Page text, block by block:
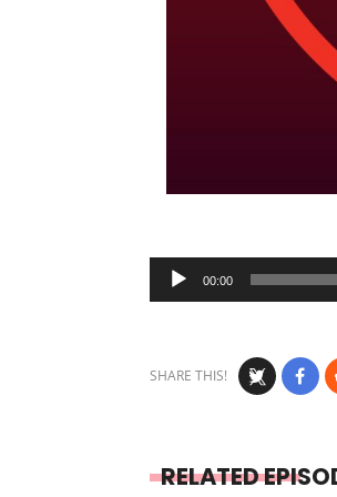
Audio
Player
00:00
SHARE THIS!
RELATED